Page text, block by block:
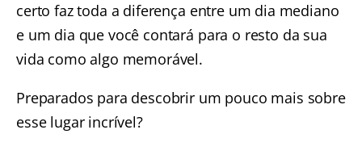
certo faz toda a diferença entre um dia mediano
e um dia que você contará para o resto da sua
vida como algo memorável.
Preparados para descobrir um pouco mais sobre
esse lugar incrível?